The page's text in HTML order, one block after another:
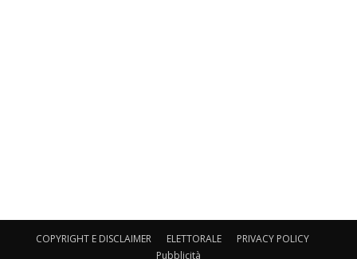
COPYRIGHT E DISCLAIMER ELETTORALE
PRIVACY POLICY
Pubblicità